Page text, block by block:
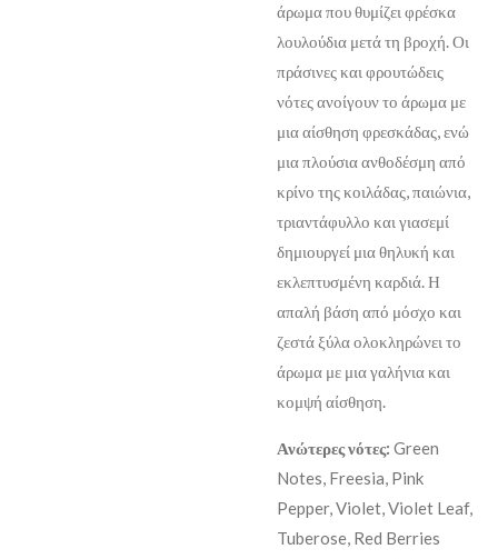
άρωμα που θυμίζει φρέσκα
λουλούδια μετά τη βροχή. Οι
πράσινες και φρουτώδεις
νότες ανοίγουν το άρωμα με
μια αίσθηση φρεσκάδας, ενώ
μια πλούσια ανθοδέσμη από
κρίνο της κοιλάδας, παιώνια,
τριαντάφυλλο και γιασεμί
δημιουργεί μια θηλυκή και
εκλεπτυσμένη καρδιά. Η
απαλή βάση από μόσχο και
ζεστά ξύλα ολοκληρώνει το
άρωμα με μια γαλήνια και
κομψή αίσθηση.
Ανώτερες νότες: Green
Notes, Freesia, Pink
Pepper, Violet, Violet Leaf,
Tuberose, Red Berries